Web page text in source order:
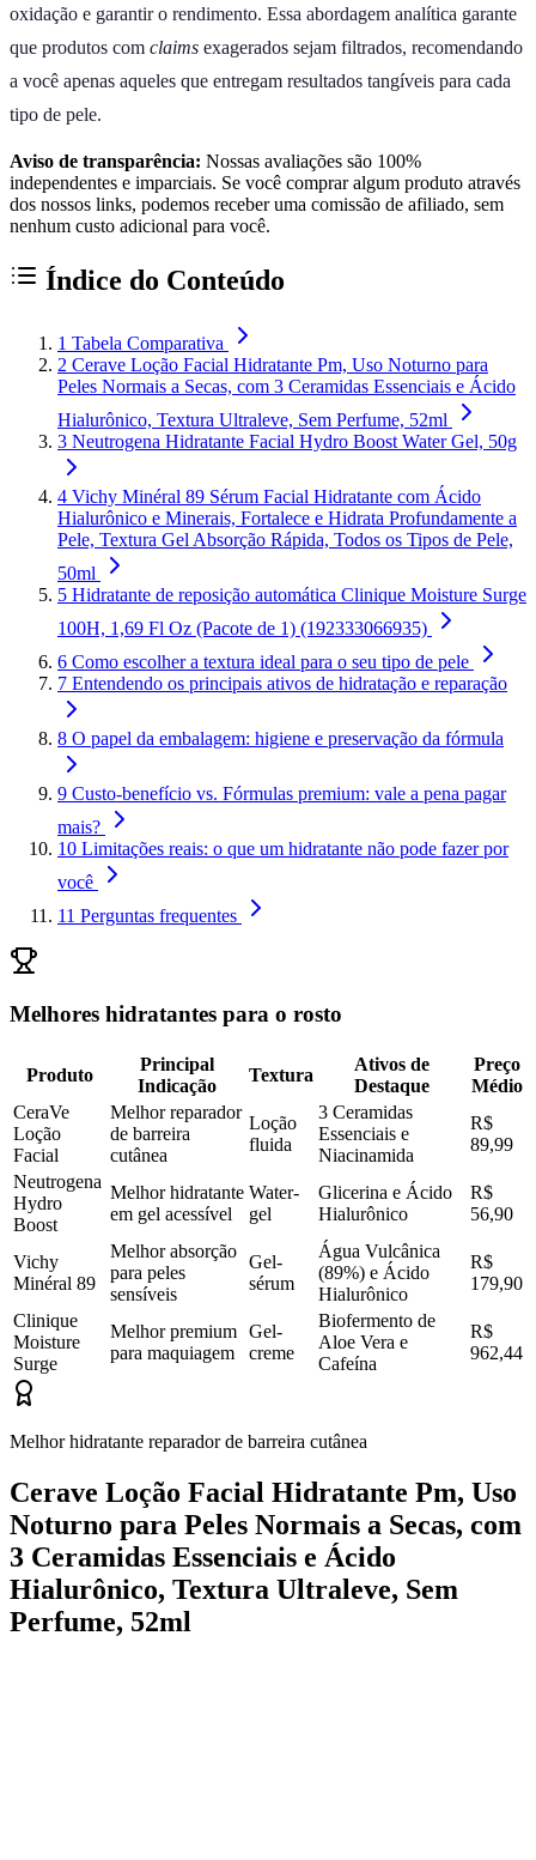
oxidação e garantir o rendimento. Essa abordagem analítica garante
que produtos com claims exagerados sejam filtrados, recomendando
a você apenas aqueles que entregam resultados tangíveis para cada
tipo de pele.
Aviso de transparência: Nossas avaliações são 100%
independentes e imparciais. Se você comprar algum produto através
dos nossos links, podemos receber uma comissão de afiliado, sem
nenhum custo adicional para você.
Índice do Conteúdo
1 Tabela Comparativa
2 Cerave Loção Facial Hidratante Pm, Uso Noturno para
Peles Normais a Secas, com 3 Ceramidas Essenciais e Ácido
Hialurônico, Textura Ultraleve, Sem Perfume, 52ml
3 Neutrogena Hidratante Facial Hydro Boost Water Gel, 50g
4 Vichy Minéral 89 Sérum Facial Hidratante com Ácido
Hialurônico e Minerais, Fortalece e Hidrata Profundamente a
Pele, Textura Gel Absorção Rápida, Todos os Tipos de Pele,
50ml
5 Hidratante de reposição automática Clinique Moisture Surge
100H, 1,69 Fl Oz (Pacote de 1) (192333066935)
6 Como escolher a textura ideal para o seu tipo de pele
7 Entendendo os principais ativos de hidratação e reparação
8 O papel da embalagem: higiene e preservação da fórmula
9 Custo-benefício vs. Fórmulas premium: vale a pena pagar
mais?
10 Limitações reais: o que um hidratante não pode fazer por
você
11 Perguntas frequentes
Melhores hidratantes para o rosto
Produto
Principal
Indicação
Textura
Ativos de
Destaque
Preço
Médio
CeraVe
Loção
Facial
Melhor reparador
de barreira
cutânea
Loção
fluida
3 Ceramidas
Essenciais e
Niacinamida
R$
89,99
Neutrogena
Hydro
Boost
Melhor hidratante
em gel acessível
Water-
gel
Glicerina e Ácido
Hialurônico
R$
56,90
Vichy
Minéral 89
Melhor absorção
para peles
sensíveis
Gel-
sérum
Água Vulcânica
(89%) e Ácido
Hialurônico
R$
179,90
Clinique
Moisture
Surge
Melhor premium
para maquiagem
Gel-
creme
Biofermento de
Aloe Vera e
Cafeína
R$
962,44
Melhor hidratante reparador de barreira cutânea
Cerave Loção Facial Hidratante Pm, Uso
Noturno para Peles Normais a Secas, com
3 Ceramidas Essenciais e Ácido
Hialurônico, Textura Ultraleve, Sem
Perfume, 52ml